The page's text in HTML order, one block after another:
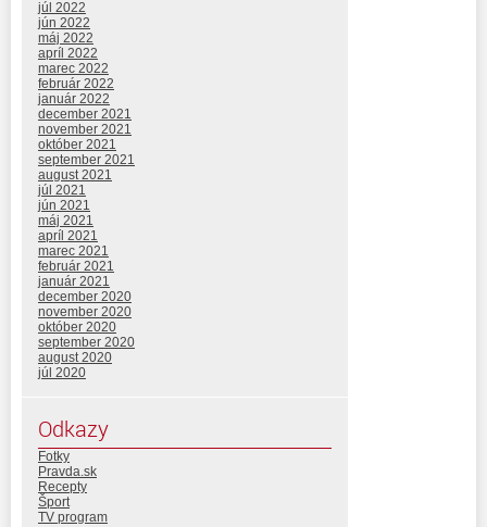
júl 2022
jún 2022
máj 2022
apríl 2022
marec 2022
február 2022
január 2022
december 2021
november 2021
október 2021
september 2021
august 2021
júl 2021
jún 2021
máj 2021
apríl 2021
marec 2021
február 2021
január 2021
december 2020
november 2020
október 2020
september 2020
august 2020
júl 2020
Odkazy
Fotky
Pravda.sk
Recepty
Šport
TV program